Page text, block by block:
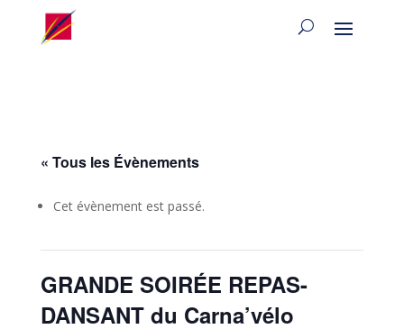
« Tous les Évènements
Cet évènement est passé.
GRANDE SOIRÉE REPAS-
DANSANT du Carna’vélo